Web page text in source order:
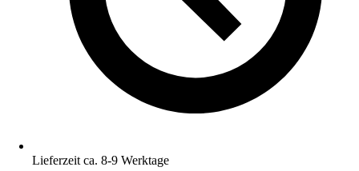
Lieferzeit ca. 8-9 Werktage